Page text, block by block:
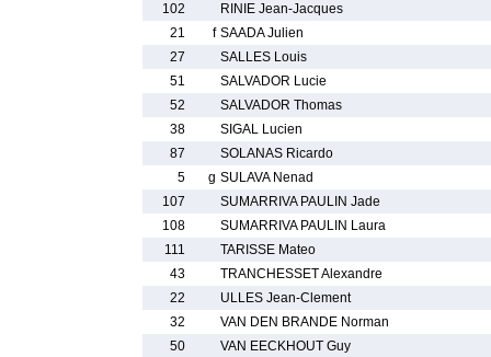
102
RINIE Jean-Jacques
21
f SAADA Julien
27
SALLES Louis
51
SALVADOR Lucie
52
SALVADOR Thomas
38
SIGAL Lucien
87
SOLANAS Ricardo
5
g SULAVA Nenad
107
SUMARRIVA PAULIN Jade
108
SUMARRIVA PAULIN Laura
111
TARISSE Mateo
43
TRANCHESSET Alexandre
22
ULLES Jean-Clement
32
VAN DEN BRANDE Norman
50
VAN EECKHOUT Guy